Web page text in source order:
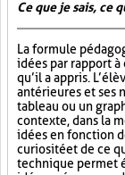
Ce que je sais, ce
La formule
idées par rapport à
qu’il a appris.
antérieures et ses
tableau ou un
contexte, dans la
idées en fonction
curiosité et de ce
technique permet